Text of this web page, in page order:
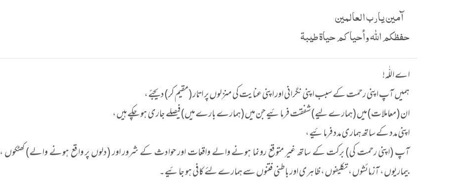
آمين يارب العالمين
حفظكم الله وأحياكم حياة طيبة
اے اللّٰہ!
ہمیں آپ اپنی رحمت کے سبب اپنی نگرانی اور اپنی عنایت کی منزلوں پر اتار (مقیم کر) دیجئے ،
ان (معاملات) میں (ہمارے لیے) شفقت فرمائیے جن میں (ہمارے بارے میں) فیصلے جاری ہوچکے ہیں ،
اپنی مدد کے ساتھ ہماری مدد فرمائیے ،
آپ (اپنی رحمت کی) برکت کے ساتھ غیر متوقع رونما ہونے والے واقعات اور حوادث کے شرور اور (دلوں پر واقع ہونے والے) کھٹکوں ،
بیماریوں ، آزمائشوں ، تکلیفوں ، ظاہری اور باطنی فتنوں سے ہمارے لئے کافی ہو جائیے۔